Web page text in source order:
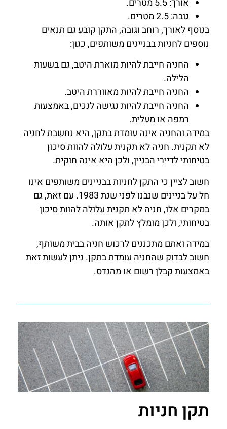
אורך: 5.5 מטרים.
גובה: 2.5 מטרים.
בנוסף לאורך, רוחב וגובה, התקן קובע גם תנאים
נוספים לחניות בבניינים משותפים, כגון:
החניה חייבת להיות מוארת היטב, גם בשעות
הלילה.
החניה חייבת להיות מאווררת היטב.
החניה חייבת להיות נגישה לנכים, באמצעות
רמפה או מעלית.
במידה והחניה אינה עומדת בתקן, היא נחשבת לחניה
לא תקנית. חניה לא תקנית עלולה להוות סיכון
בטיחותי לדיירי הבניין, ולכן היא אינה חוקית.
חשוב לציין כי התקן לחניות בבניינים משותפים אינו
חל על בניינים שנבנו לפני שנת 1983. עם זאת, גם
במקרים אלו, חניה לא תקנית עלולה להוות סיכון
בטיחותי, ולכן מומלץ לתקן אותה.
במידה ואתם מתכננים לרכוש חניה בבית משותף,
חשוב לבדוק שהחניה עומדת בתקן. ניתן לעשות זאת
באמצעות קבלן רשום או מהנדס.
תקן חניות